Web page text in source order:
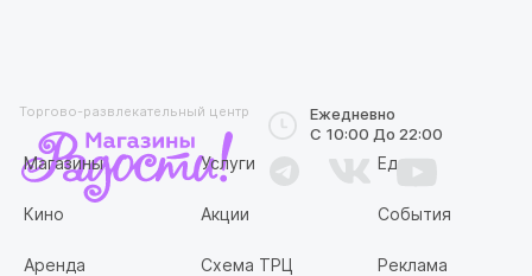
Магазины Услуги Еда
Кино Акции События
Аренда Схема ТРЦ Реклама
Торгово-развлекательный центр
Ежедневно
С 10:00 До 22:00